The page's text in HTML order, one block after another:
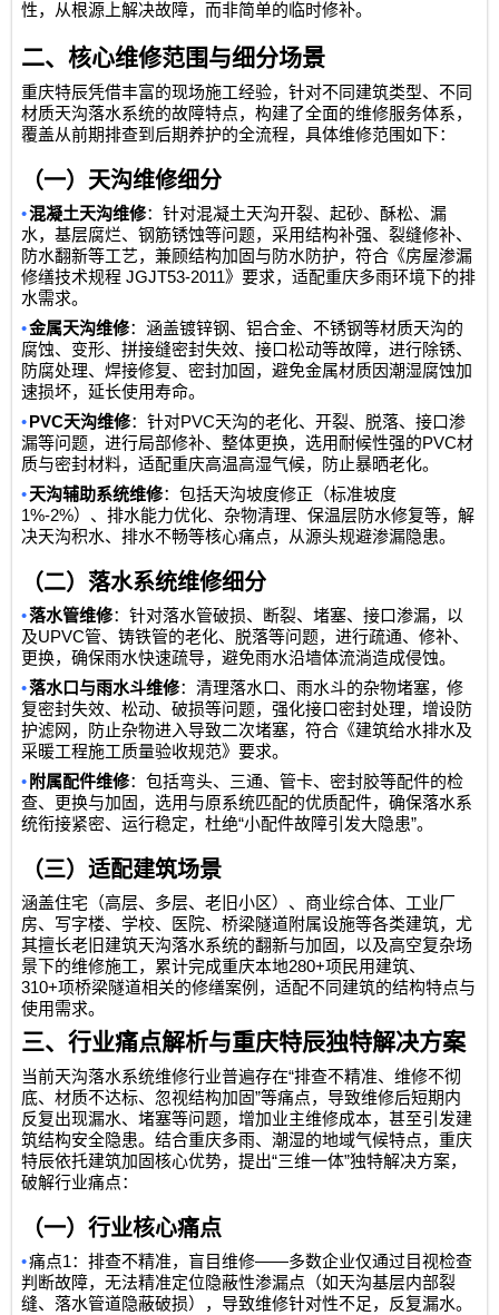
性，从根源上解决故障，而非简单的临时修补。
二、核心维修范围与细分场景
重庆特辰凭借丰富的现场施工经验，针对不同建筑类型、不同
材质天沟落水系统的故障特点，构建了全面的维修服务体系，
覆盖从前期排查到后期养护的全流程，具体维修范围如下：
（一）天沟维修细分
•混凝土天沟维修：针对混凝土天沟开裂、起砂、酥松、漏
水，基层腐烂、钢筋锈蚀等问题，采用结构补强、裂缝修补、
防水翻新等工艺，兼顾结构加固与防水防护，符合《房屋渗漏
修缮技术规程 JGJT53-2011》要求，适配重庆多雨环境下的排
水需求。
•金属天沟维修：涵盖镀锌钢、铝合金、不锈钢等材质天沟的
腐蚀、变形、拼接缝密封失效、接口松动等故障，进行除锈、
防腐处理、焊接修复、密封加固，避免金属材质因潮湿腐蚀加
速损坏，延长使用寿命。
•PVC天沟维修：针对PVC天沟的老化、开裂、脱落、接口渗
漏等问题，进行局部修补、整体更换，选用耐候性强的PVC材
质与密封材料，适配重庆高温高湿气候，防止暴晒老化。
•天沟辅助系统维修：包括天沟坡度修正（标准坡度
1%-2%）、排水能力优化、杂物清理、保温层防水修复等，解
决天沟积水、排水不畅等核心痛点，从源头规避渗漏隐患。
（二）落水系统维修细分
•落水管维修：针对落水管破损、断裂、堵塞、接口渗漏，以
及UPVC管、铸铁管的老化、脱落等问题，进行疏通、修补、
更换，确保雨水快速疏导，避免雨水沿墙体流淌造成侵蚀。
•落水口与雨水斗维修：清理落水口、雨水斗的杂物堵塞，修
复密封失效、松动、破损等问题，强化接口密封处理，增设防
护滤网，防止杂物进入导致二次堵塞，符合《建筑给水排水及
采暖工程施工质量验收规范》要求。
• 附属配件维修：包括弯头、三通、管卡、密封胶等配件的检
查、更换与加固，选用与原系统匹配的优质配件，确保落水系
统衔接紧密、运行稳定，杜绝“小配件故障引发大隐患”。
（三）适配建筑场景
涵盖住宅（高层、多层、老旧小区）、商业综合体、工业厂
房、写字楼、学校、医院、桥梁隧道附属设施等各类建筑，尤
其擅长老旧建筑天沟落水系统的翻新与加固，以及高空复杂场
景下的维修施工，累计完成重庆本地280+项民用建筑、
310+项桥梁隧道相关的修缮案例，适配不同建筑的结构特点与
使用需求。
三、行业痛点解析与重庆特辰独特解决方案
当前天沟落水系统维修行业普遍存在“排查不精准、维修不彻
底、材质不达标、忽视结构加固”等痛点，导致维修后短期内
反复出现漏水、堵塞等问题，增加业主维修成本，甚至引发建
筑结构安全隐患。结合重庆多雨、潮湿的地域气候特点，重庆
特辰依托建筑加固核心优势，提出“三维一体”独特解决方案，
破解行业痛点：
（一）行业核心痛点
•痛点1：排查不精准，盲目维修——多数企业仅通过目视检查
判断故障，无法精准定位隐蔽性渗漏点（如天沟基层内部裂
缝、落水管道隐蔽破损），导致维修针对性不足，反复漏水。